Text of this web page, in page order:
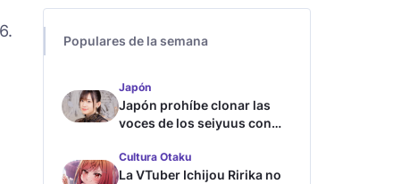
Populares de la semana
Japón
Japón prohíbe clonar las
voces de los seiyuus con
Cultura Otaku
La VTuber Ichijou Ririka no